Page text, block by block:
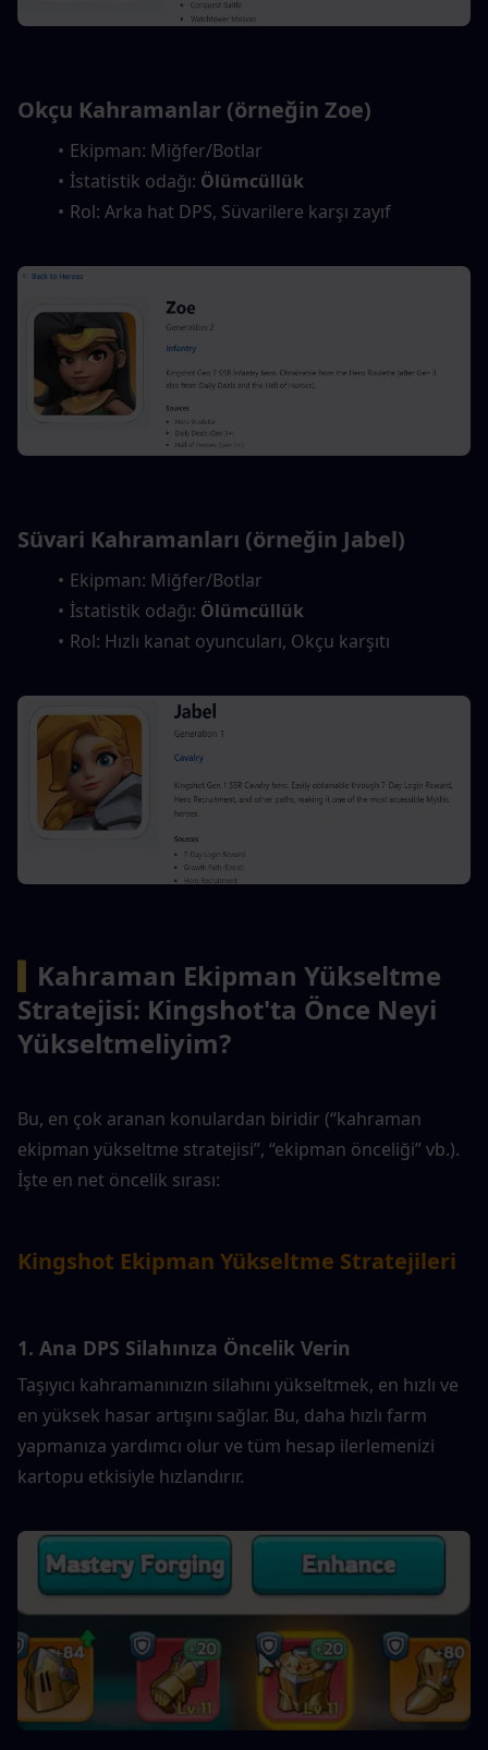
Okçu Kahramanlar (örneğin Zoe)
Ekipman: Miğfer/Botlar
İstatistik odağı: Ölümcüllük
Rol: Arka hat DPS, Süvarilere karşı zayıf
Süvari Kahramanları (örneğin Jabel)
Ekipman: Miğfer/Botlar
İstatistik odağı: Ölümcüllük
Rol: Hızlı kanat oyuncuları, Okçu karşıtı
Kahraman Ekipman Yükseltme
Stratejisi: Kingshot'ta Önce Neyi
Yükseltmeliyim?
Bu, en çok aranan konulardan biridir (“kahraman
ekipman yükseltme stratejisi”, “ekipman önceliği” vb.).
İşte en net öncelik sırası:
Kingshot Ekipman Yükseltme Stratejileri
1. Ana DPS Silahınıza Öncelik Verin
Taşıyıcı kahramanınızın silahını yükseltmek, en hızlı ve
en yüksek hasar artışını sağlar. Bu, daha hızlı farm
yapmanıza yardımcı olur ve tüm hesap ilerlemenizi
kartopu etkisiyle hızlandırır.